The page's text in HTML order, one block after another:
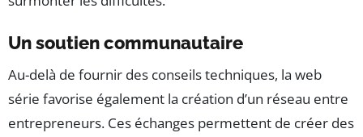
Un soutien communautaire
Au-delà de fournir des conseils techniques, la web
série favorise également la création d’un réseau entre
entrepreneurs. Ces échanges permettent de créer des